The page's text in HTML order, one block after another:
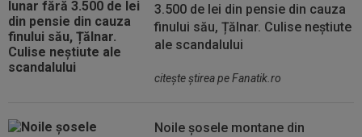
3.500 de lei din pensie din cauza
finului său, Țălnar. Culise neștiute
ale scandalului
citeşte ştirea pe Fanatik.ro
Noile șosele montane din